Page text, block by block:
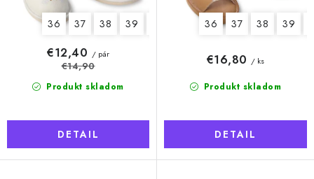
36 37 38 39 42
Produkt skladom
€12,40 / pár
€14,90
DETAIL
36 37 38 39
Produkt skladom
€16,80 / ks
DETAIL